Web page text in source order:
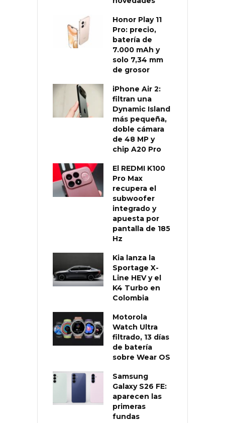
Honor Play 11
Pro: precio,
batería de
7.000 mAh y
solo 7,34 mm
de grosor
iPhone Air 2:
filtran una
Dynamic Island
más pequeña,
doble cámara
de 48 MP y
chip A20 Pro
El REDMI K100
Pro Max
recupera el
subwoofer
integrado y
apuesta por
pantalla de 185
Hz
Kia lanza la
Sportage X-
Line HEV y el
K4 Turbo en
Colombia
Motorola
Watch Ultra
filtrado, 13 días
de batería
sobre Wear OS
Samsung
Galaxy S26 FE:
aparecen las
primeras
fundas